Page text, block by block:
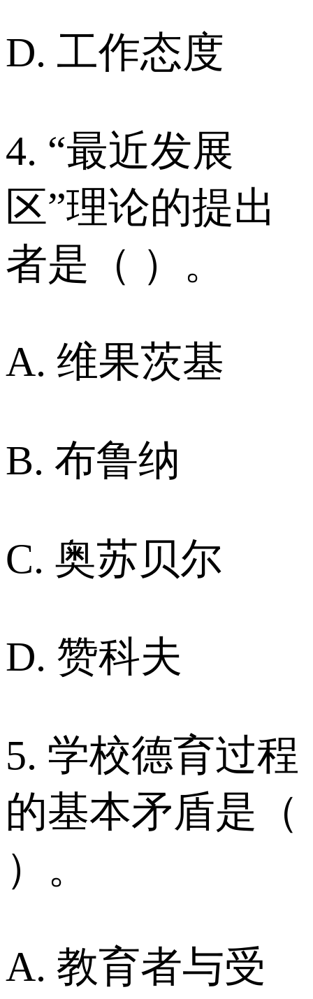
D. 工作态度
4. “最近发展
区”理论的提出
者是（ ）。
A. 维果茨基
B. 布鲁纳
C. 奥苏贝尔
D. 赞科夫
5. 学校德育过程
的基本矛盾是（
）。
A. 教育者与受